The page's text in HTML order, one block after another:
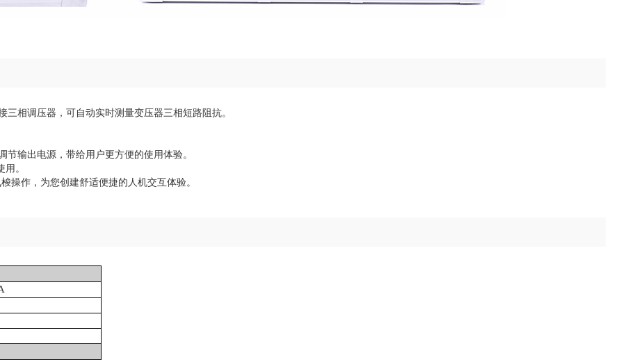
相调压器，可自动实时测量变压器三相短路阻抗。
输出电源，带给用户更方便的使用体验。
。
操作，为您创建舒适便捷的人机交互体验。